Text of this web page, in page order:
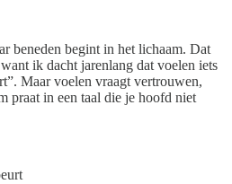
beneden begint in het lichaam. Dat
ik dacht jarenlang dat voelen iets
Maar voelen vraagt vertrouwen,
praat in een taal die je hoofd niet